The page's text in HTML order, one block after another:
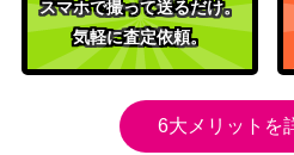
スマホで撮って送るだけ。
気軽に査定依頼。
6大メリットを